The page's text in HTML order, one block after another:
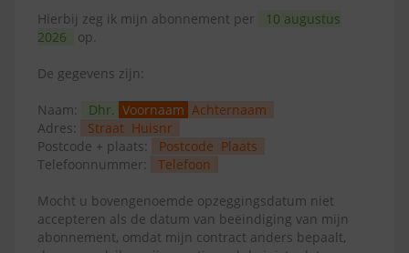
Hierbij zeg ik mijn abonnement per
10 augustus
2026
op.
De gegevens zijn:
Naam: Dhr. Voornaam Achternaam
Adres:
Straat Huisnr
Postcode + plaats:
Postcode Plaats
Telefoonnummer:
Telefoon
Mocht u bovengenoemde opzeggingsdatum niet
accepteren als de datum van beëindiging van mijn
abonnement, omdat mijn contract anders bepaalt,